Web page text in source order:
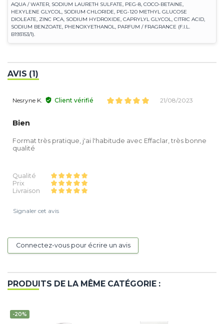
AQUA / WATER, SODIUM LAURETH SULFATE, PEG-8, COCO-BETAINE,
HEXYLENE GLYCOL, SODIUM CHLORIDE, PEG-120 METHYL GLUCOSE
DIOLEATE, ZINC PCA, SODIUM HYDROXIDE, CAPRYLYL GLYCOL, CITRIC ACID,
SODIUM BENZOATE, PHENOXYETHANOL, PARFUM / FRAGRANCE (F.I.L.
B193153/1).
AVIS (1)
Nesryne K. Client vérifié 21/08/2023
Bien
Format très pratique, j'ai l'habitude avec Effaclar, très bonne
qualité
Qualité
Prix
Livraison
Signaler cet avis
Connectez-vous pour écrire un avis
PRODUITS DE LA MÊME CATÉGORIE :
-20%